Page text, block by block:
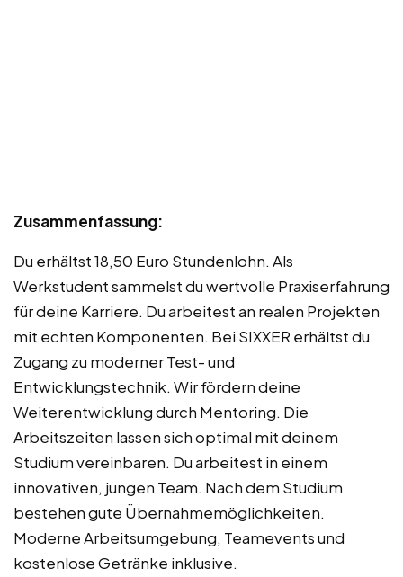
Zusammenfassung:
Du erhältst 18,50 Euro Stundenlohn. Als
Werkstudent sammelst du wertvolle Praxiserfahrung
für deine Karriere. Du arbeitest an realen Projekten
mit echten Komponenten. Bei SIXXER erhältst du
Zugang zu moderner Test- und
Entwicklungstechnik. Wir fördern deine
Weiterentwicklung durch Mentoring. Die
Arbeitszeiten lassen sich optimal mit deinem
Studium vereinbaren. Du arbeitest in einem
innovativen, jungen Team. Nach dem Studium
bestehen gute Übernahmemöglichkeiten.
Moderne Arbeitsumgebung, Teamevents und
kostenlose Getränke inklusive.